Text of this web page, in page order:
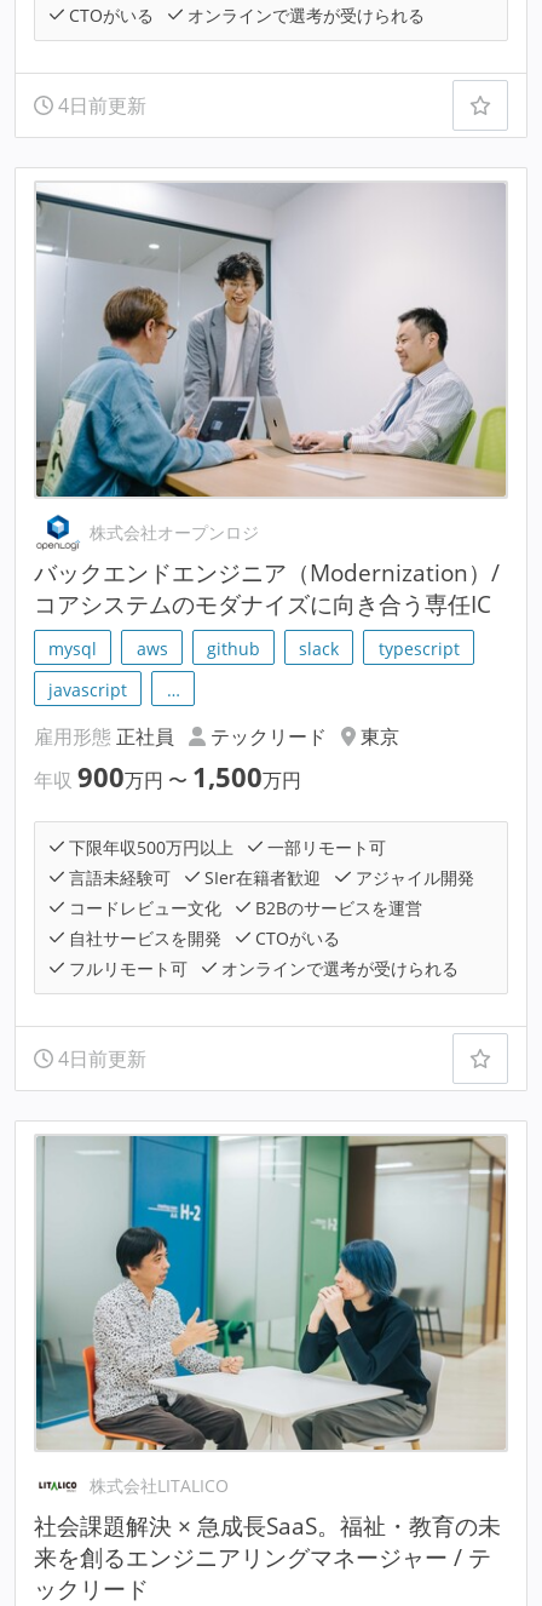
CTOがいる オンラインで選考が受けられる
4日前更新
株式会社オープンロジ
バックエンドエンジニア（Modernization）/
コアシステムのモダナイズに向き合う専任IC
mysql aws github slack
typescript
javascript
…
雇用形態 正社員 テックリード
東京
年収 900万円 〜 1,500万円
下限年収500万円以上
一部リモート可
言語未経験可
SIer在籍者歓迎
アジャイル開発
コードレビュー文化
B2Bのサービスを運営
自社サービスを開発
CTOがいる
フルリモート可
オンラインで選考が受けられる
4日前更新
株式会社LITALICO
社会課題解決 × 急成長SaaS。福祉・教育の未
来を創るエンジニアリングマネージャー / テ
ックリード